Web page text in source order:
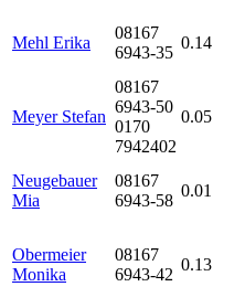
Mehl Erika
08167
6943-35
0.14
Meyer Stefan
08167
6943-50
0170
7942402
0.05
Neugebauer
Mia
08167
6943-58
0.01
Obermeier
Monika
08167
6943-42
0.13